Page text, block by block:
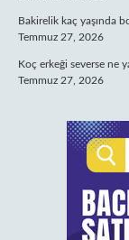
Bakirelik kaç yaşında
Temmuz 27, 2026
Koç erkeği severse ne
Temmuz 27, 2026